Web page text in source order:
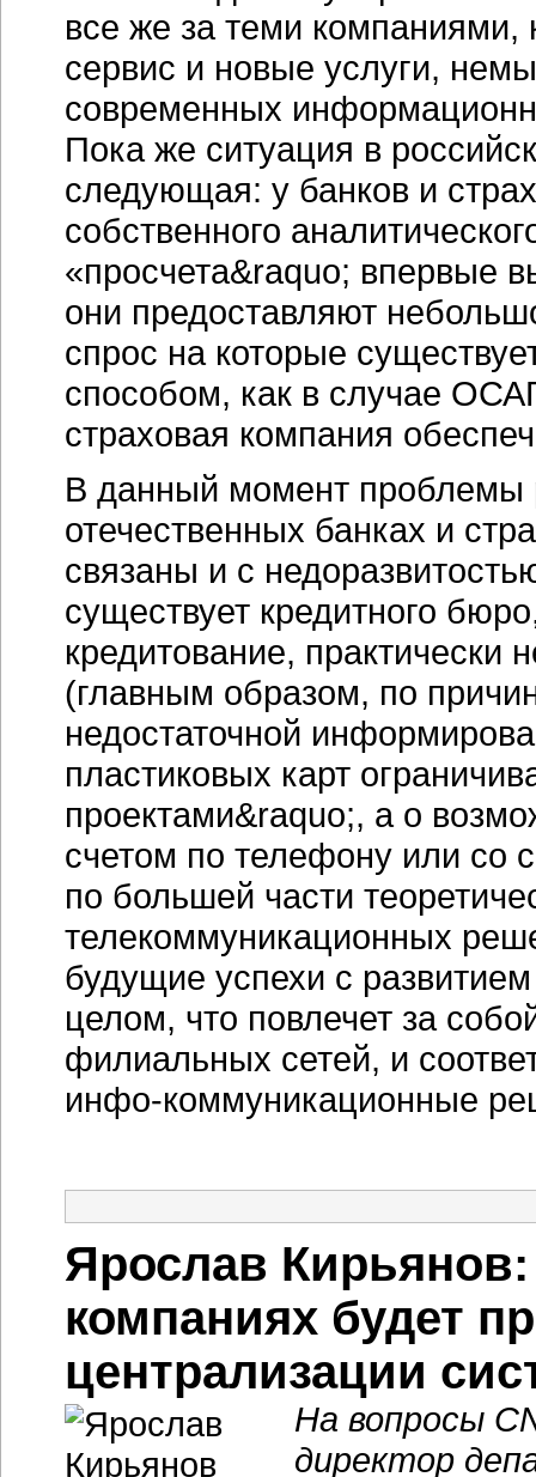
все же за теми компаниями,
сервис и новые услуги,
современных
Пока же ситуация в
следующая: у банков и
собственного
«просчета&raquo; впервые
они предоставляют
спрос на которые
способом, как в случае
страховая компания
В данный момент проблемы
отечественных банках и
связаны и с
существует кредитного
кредитование, практически
(главным образом, по
недостаточной
пластиковых карт
проектами&raquo;, а о
счетом по телефону или со
по большей части
телекоммуникационных
будущие успехи с
целом, что повлечет за
филиальных сетей, и
инфо-коммуникационные
Ярослав
компаниях будет
централизации
На вопросы
директор